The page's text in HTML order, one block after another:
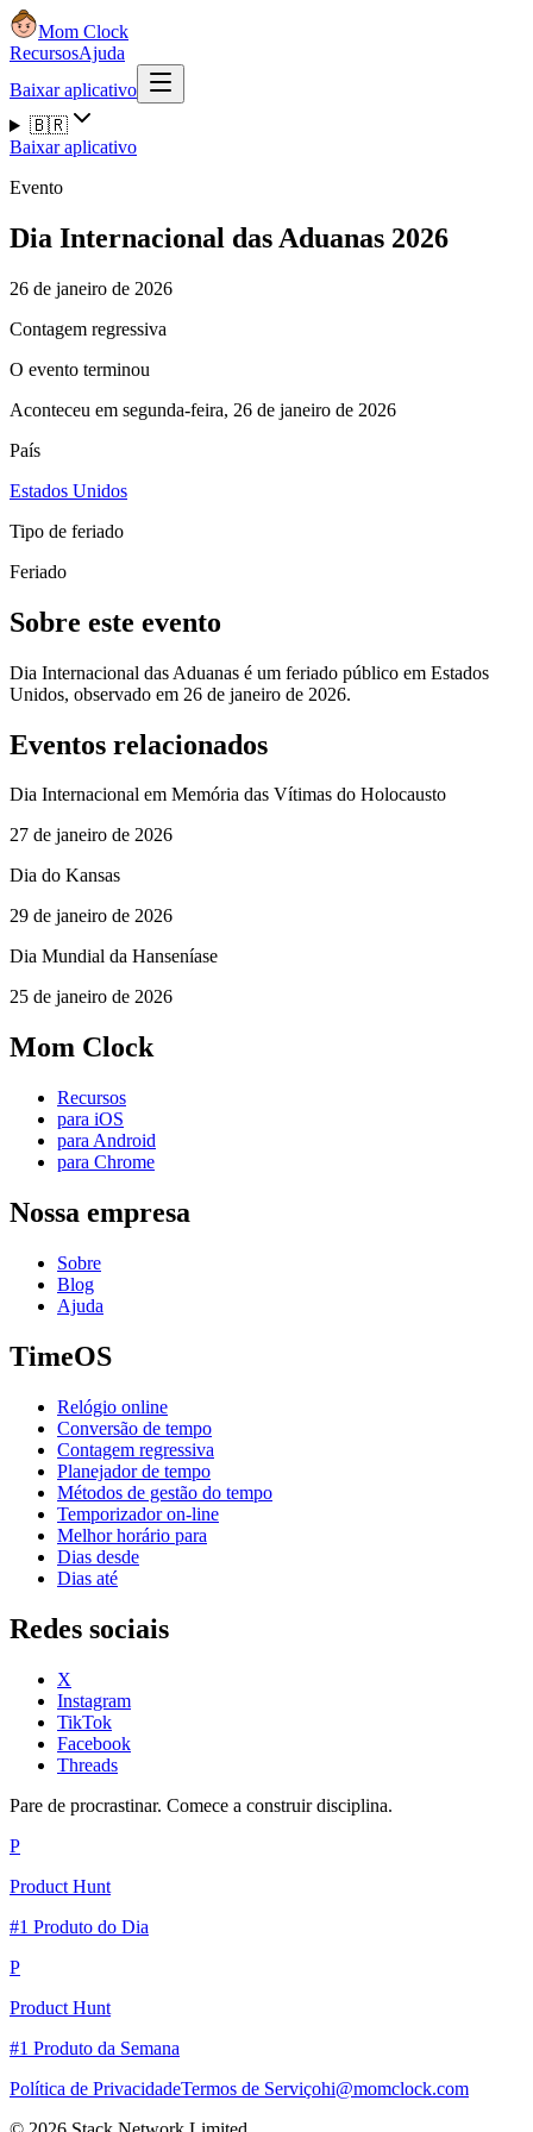
Mom Clock
RecursosAjuda
Baixar aplicativo
🇧🇷
Baixar aplicativo
Evento
Dia Internacional das Aduanas 2026
26 de janeiro de 2026
Contagem regressiva
O evento terminou
Aconteceu em segunda-feira, 26 de janeiro de 2026
País
Estados Unidos
Tipo de feriado
Feriado
Sobre este evento
Dia Internacional das Aduanas é um feriado público em Estados
Unidos, observado em 26 de janeiro de 2026.
Eventos relacionados
Dia Internacional em Memória das Vítimas do Holocausto
27 de janeiro de 2026
Dia do Kansas
29 de janeiro de 2026
Dia Mundial da Hanseníase
25 de janeiro de 2026
Mom Clock
Recursos
para iOS
para Android
para Chrome
Nossa empresa
Sobre
Blog
Ajuda
TimeOS
Relógio online
Conversão de tempo
Contagem regressiva
Planejador de tempo
Métodos de gestão do tempo
Temporizador on-line
Melhor horário para
Dias desde
Dias até
Redes sociais
X
Instagram
TikTok
Facebook
Threads
Pare de procrastinar. Comece a construir disciplina.
P
Product Hunt
#1 Produto do Dia
P
Product Hunt
#1 Produto da Semana
Política de PrivacidadeTermos de Serviçohi@momclock.com